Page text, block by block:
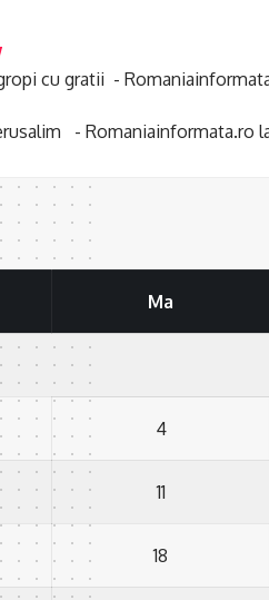
cu gratii -
- Romaniainformata.ro
Ma
4
11
18